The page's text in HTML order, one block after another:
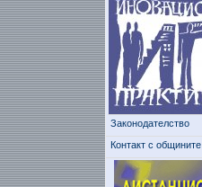
Законодателство
Контакт с общините